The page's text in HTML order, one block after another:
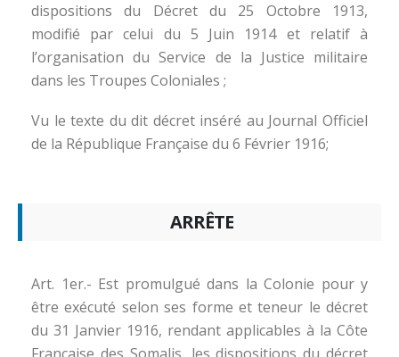
dispositions du Décret du 25 Octobre 1913,
modifié par celui du 5 Juin 1914 et relatif à
l’organisation du Service de la Justice militaire
dans les Troupes Coloniales ;
Vu le texte du dit décret inséré au Journal Officiel
de la République Française du 6 Février 1916;
ARRÊTE
Art. 1er.- Est promulgué dans la Colonie pour y
être exécuté selon ses forme et teneur le décret
du 31 Janvier 1916, rendant applicables à la Côte
Française des Somalis, les dispositions du décret